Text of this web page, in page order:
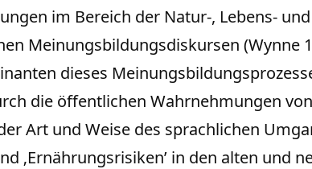
im Bereich der Natur-, Lebens-
Meinungsbildungsdiskursen (Wynne
dieses
die öffentlichen Wahrnehmungen
Art und Weise des sprachlichen
‚Ernährungsrisiken’ in den alten